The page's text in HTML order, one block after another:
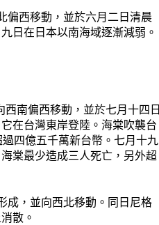
偏西移動，並於六月二日清晨
日在日本以南海域逐漸減弱。
南偏西移動，並於七月十四日
在台灣東岸登陸。海棠吹襲台
四億五千萬新台幣。七月十九
棠最少造成三人死亡，另外超
成，並向西北移動。同日尼格
散。